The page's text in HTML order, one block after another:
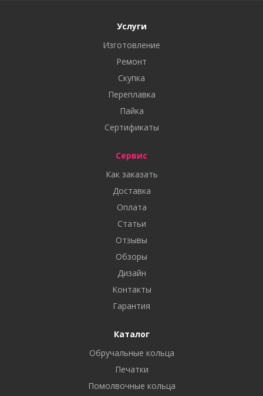
Услуги
Изготовление
Ремонт
Скупка
Переплавка
Пайка
Сертификаты
Сервис
Как заказать
Доставка
Оплата
Статьи
Отзывы
Обзоры
Дизайн
Контакты
Гарантия
Каталог
Обручальные кольца
Печатки
Помолвочные кольца